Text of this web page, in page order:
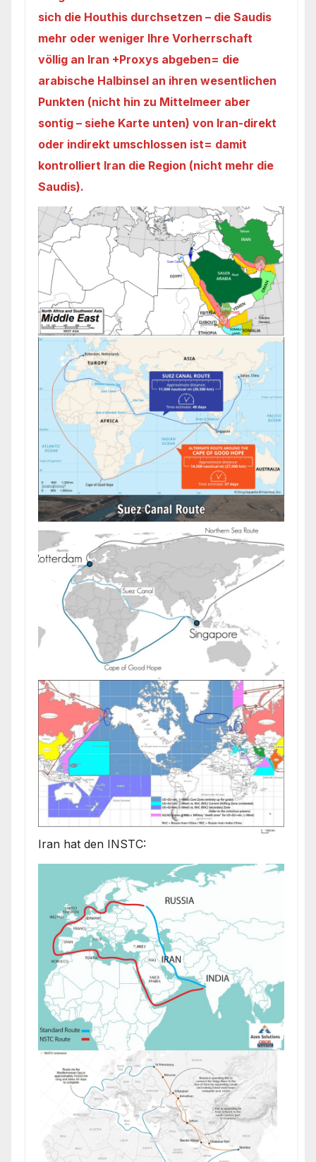
sich die Houthis durchsetzen – die Saudis
mehr oder weniger Ihre Vorherrschaft
völlig an Iran +Proxys abgeben= die
arabische Halbinsel an ihren wesentlichen
Punkten (nicht hin zu Mittelmeer aber
sontig – siehe Karte unten) von Iran-direkt
oder indirekt umschlossen ist= damit
kontrolliert Iran die Region (nicht mehr die
Saudis).
Iran hat den INSTC: